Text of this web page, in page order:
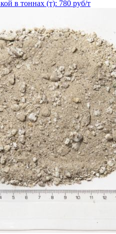
в тоннах (т): 780 руб/т